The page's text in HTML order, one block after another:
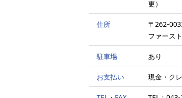
更）
住所
〒262-
ファース
駐車場 あり
お支払い 現金・ク